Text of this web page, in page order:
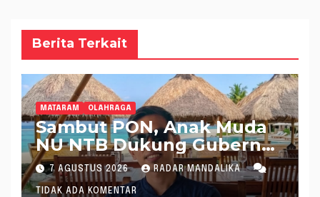
Berita Terkait
MATARAM OLAHRAGA
Sambut PON, Anak Muda
NU NTB Dukung Gubernur
Pimpin KONI NTB
7 AGUSTUS 2026 RADAR MANDALIKA
TIDAK ADA KOMENTAR